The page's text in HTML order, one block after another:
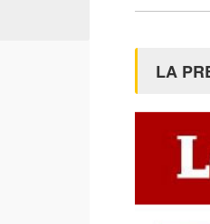
LA